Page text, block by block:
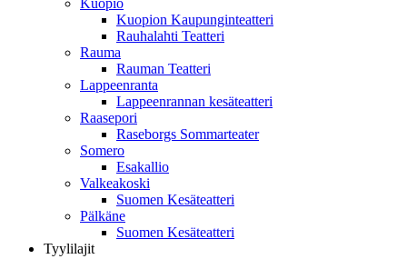
Kuopio
Kuopion Kaupunginteatteri
Rauhalahti Teatteri
Rauma
Rauman Teatteri
Lappeenranta
Lappeenrannan kesäteatteri
Raasepori
Raseborgs Sommarteater
Somero
Esakallio
Valkeakoski
Suomen Kesäteatteri
Pälkäne
Suomen Kesäteatteri
Tyylilajit